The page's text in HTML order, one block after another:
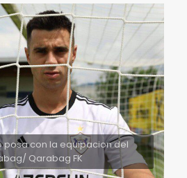
posa con la equipacion del
Qarabag FK